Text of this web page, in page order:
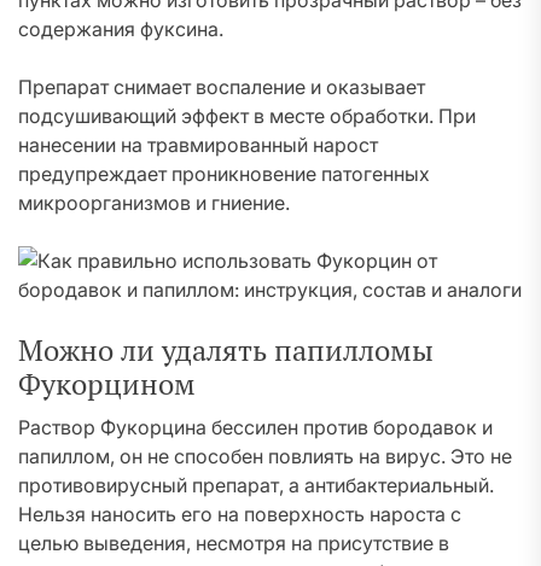
содержания фуксина.
Препарат снимает воспаление и оказывает
подсушивающий эффект в месте обработки. При
нанесении на травмированный нарост
предупреждает проникновение патогенных
микроорганизмов и гниение.
Можно ли удалять папилломы
Фукорцином
Раствор Фукорцина бессилен против бородавок и
папиллом, он не способен повлиять на вирус. Это не
противовирусный препарат, а антибактериальный.
Нельзя наносить его на поверхность нароста с
целью выведения, несмотря на присутствие в